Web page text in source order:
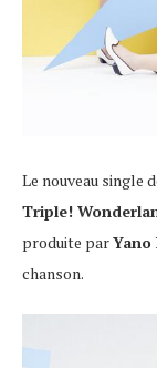
Le nouveau single
Triple!
produite parYano
chanson.